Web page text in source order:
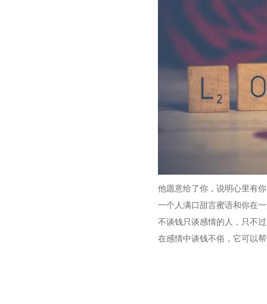
他愿意给了你，说明心里有
一个人满口甜言蜜语和你在
不谈钱只谈感情的人，只不
在感情中谈钱不俗，它可以